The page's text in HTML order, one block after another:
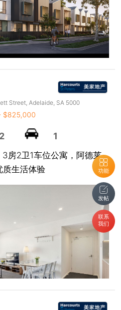
功能
发帖
联系
我们
Street, Adelaide, SA 5000
$825,000
2 1
3房2卫1车位公寓，阿德莱
质生活体验